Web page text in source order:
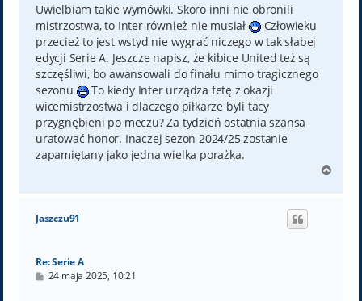
Uwielbiam takie wymówki. Skoro inni nie obronili
mistrzostwa, to Inter również nie musiał
Człowieku
przecież to jest wstyd nie wygrać niczego w tak słabej
edycji Serie A. Jeszcze napisz, że kibice United też są
szczęśliwi, bo awansowali do finału mimo tragicznego
sezonu
To kiedy Inter urządza fetę z okazji
wicemistrzostwa i dlaczego piłkarze byli tacy
przygnębieni po meczu? Za tydzień ostatnia szansa
uratować honor. Inaczej sezon 2024/25 zostanie
zapamiętany jako jedna wielka porażka.
g
Jaszczu91
Re: Serie A
P24 maja 2025, 10:21